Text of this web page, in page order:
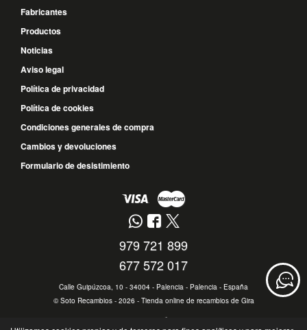
Fabricantes
Productos
Noticias
Aviso legal
Política de privacidad
Política de cookies
Condiciones generales de compra
Cambios y devoluciones
Formulario de desistimiento
979 721 899
677 572 017
Calle Guipúzcoa, 10 - 34004 - Palencia - Palencia - España
©Soto Recambios- 2026 - Tienda online de recambios de Gira